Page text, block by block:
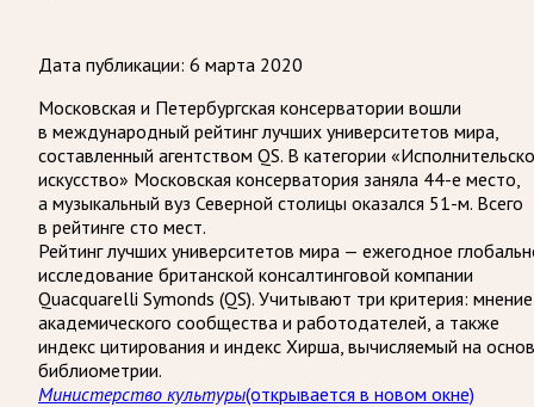
Дата публикации: 6 марта 2020
Московская и Петербургская консерватории вошли
в международный рейтинг лучших университетов мира,
составленный агентством QS. В категории
искусство» Московская консерватория заняла 44-е место,
а музыкальный вуз Северной столицы оказался 51-м. Всего
в рейтинге сто мест.
Рейтинг лучших университетов мира — ежегодное
исследование британской консалтинговой компании
Quacquarelli Symonds (QS). Учитывают три критерия: мнение
академического сообщества и работодателей, а также
индекс цитирования и индекс Хирша, вычисляемый на
библиометрии.
Министерство культуры(открывается в новом окне)